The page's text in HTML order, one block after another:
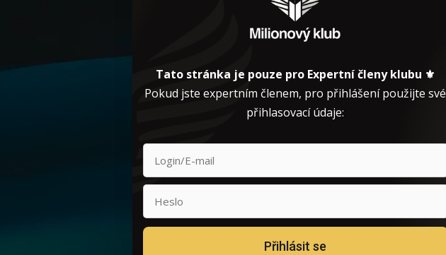
Tato stránka je pouze pro Expertní členy klubu ⚜️
Pokud jste expertním členem, pro přihlášení použijte své
přihlasovací údaje:
Přihlásit se